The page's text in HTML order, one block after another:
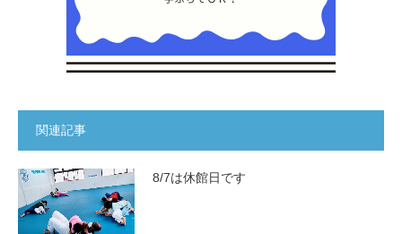
関連記事
8/7は休館日です